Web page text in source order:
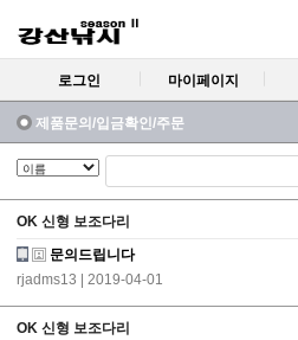
로그인 마이페이지
제품문의/입금확인/주문
OK 신형 보조다리
문의드립니다
rjadms13
| 2019-04-01
OK 신형 보조다리